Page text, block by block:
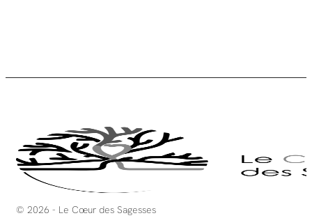
© 2026 - Le Cœur des Sagesses